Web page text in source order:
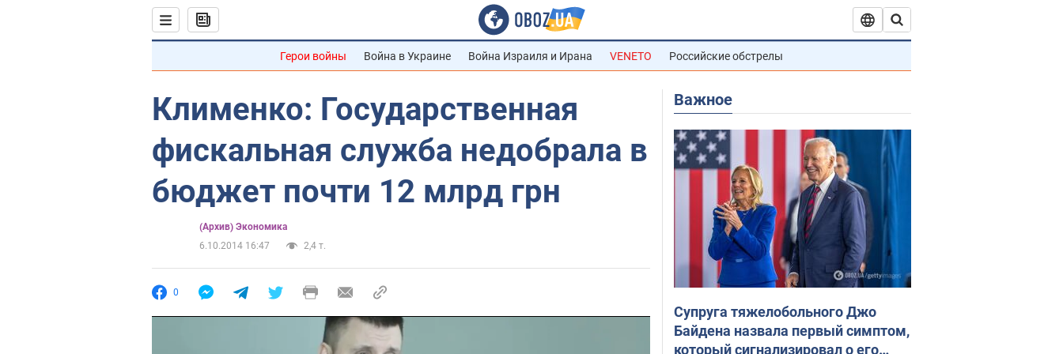
Герои войны Война в Украине Война Израиля и Ирана VENETO Российские обстрелы
Клименко: Государственная
фискальная служба недобрала в
бюджет почти 12 млрд грн
(Архив) Экономика
6.10.2014 16:47
2,4 т.
0
Важное
Супруга тяжелобольного Джо
Байдена назвала первый симптом,
который сигнализировал о его